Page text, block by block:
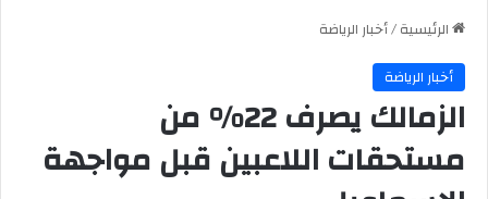
الرئيسية/أخبار الرياضة
أخبار الرياضة
الزمالك يصرف 22% من
مستحقات اللاعبين قبل مواجهة